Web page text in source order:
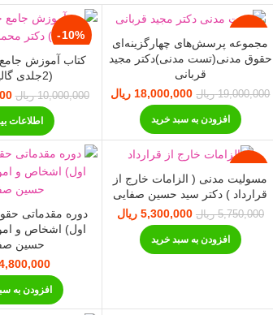
مجموعه پرسش‌های چهارگزینه‌ای
حقوق مدنی(تست مدنی)دکتر مجید
قربانی
19,000,000 ریال
قیمت اصلی:
بود.
18,000,000 ریال
قیمت فعلی:
افزودن به سبد خرید
-10%
اتمام موجودی
کتاب آموزش
(2جلدی گالینگور)
10,000,000 ریال
اطلاعات
قیمت فعلی:
مسولیت مدنی ( الزامات خارج از
قرارداد ) دکتر سید حسین صفایی
5,750,000 ریال
قیمت اصلی:
بود.
5,300,000 ریال
قیمت فعلی:
5,300,000 ریال.
افزودن به سبد خرید
دوره مقدماتی
اول) اشخاص و
حسین
افزودن به